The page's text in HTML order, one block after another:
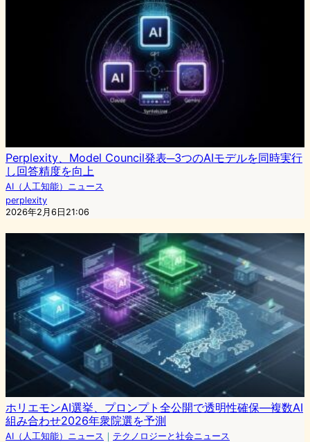
Perplexity、Model Council発表─3つのAIモデルを同時実行
し回答精度を向上
AI（人工知能）ニュース
perplexity
2026年2月6日21:06
ホリエモンAI選挙、プロンプト全公開で透明性確保―複数AI
組み合わせ2026年衆院選を予測
AI（人工知能）ニュース ｜ テクノロジーと社会ニュース